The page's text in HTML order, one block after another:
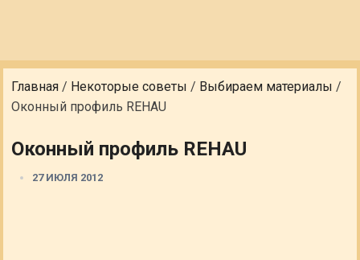
Главная / Некоторые советы / Выбираем материалы /
Оконный профиль REHAU
Оконный профиль REHAU
27 ИЮЛЯ 2012